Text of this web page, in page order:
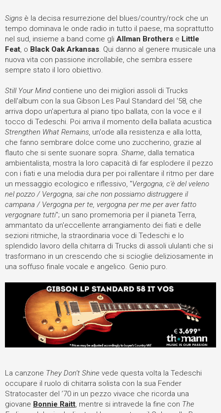
Signs è la decisa resurrezione del blues/country/rock che un
tempo dominava le onde radio in tutto il paese, ma soprattutto
nel sud, insieme a band come gli Allman Brothers e Little
Feat, o Black Oak Arkansas. Qui danno al genere musicale una
nuova vita con passione incrollabile, che sembra essere
sempre stato il loro obiettivo.
Still Your Mind contiene uno dei migliori assoli di Trucks
dell'album con la sua Gibson Les Paul Standard del '58, che
arriva dopo un'apertura al piano tipo ballata, con la voce e il
tocco di Tedeschi. Poi arriva il momento della ballata acustica
Strengthen What Remains, un'ode alla resistenza e alla lotta,
che fanno sembrare dolce come uno zuccherino, grazie al
flauto che si sente suonare sopra. Shame, dalla tematica
ambientalista, mostra la loro capacità di far esplodere il pezzo
con i fiati e una melodia dura per poi rallentare il ritmo per dare
un messaggio ecologico e riflessivo, "Vergogna, c'è del veleno
nel pozzo / Vergogna, sai che non possiamo distruggere il
campana / Vergogna per te, vergogna per me per aver fatto
vergognare tutti"; un sano promemoria per il pianeta Terra,
ammantato da un'eccellente arrangiamento dei fiati e delle
sezioni ritmiche, la straordinaria voce di Tedeschi e lo
splendido lavoro della chitarra di Trucks di assoli ululanti che si
trasformano in un crescendo che si scioglie deliziosamente in
una soffuso finale vocale e angelico. Genio puro.
La canzone They Don’t Shine vede questa volta la Tedeschi
occupare il ruolo di chitarra solista con la sua Fender
Stratocaster del ’70 in un pezzo vivace che ricorda una
giovane Bonnie Raitt, mentre si intravede la fine con The